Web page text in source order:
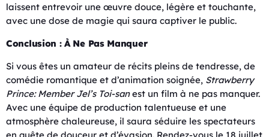
laissent entrevoir une œuvre douce, légère et touchante,
avec une dose de magie qui saura captiver le public.
Conclusion : À Ne Pas Manquer
Si vous êtes un amateur de récits pleins de tendresse, de
comédie romantique et d’animation soignée, Strawberry
Prince: Member Jel’s Toi-sanest un film à ne pas manquer.
Avec une équipe de production talentueuse et une
atmosphère chaleureuse, il saura séduire les spectateurs